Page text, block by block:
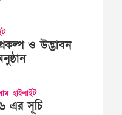
ও উদ্ভাবন
হাইলাইট
এর সূচি